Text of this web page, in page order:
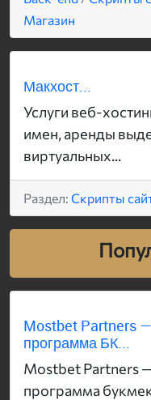
Магазин
Макхост...
Услуги веб-
имен, аренды
виртуальных...
Раздел: Скрипты
Mostbet Partners
программа БК...
Mostbet Partners
программа